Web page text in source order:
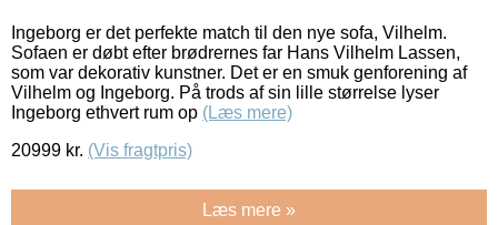
Ingeborg er det perfekte match til den nye sofa, Vilhelm.
Sofaen er døbt efter brødrernes far Hans Vilhelm Lassen,
som var dekorativ kunstner. Det er en smuk genforening af
Vilhelm og Ingeborg. På trods af sin lille størrelse lyser
Ingeborg ethvert rum op (Læs mere)
20999 kr. (Vis fragtpris)
Læs mere »